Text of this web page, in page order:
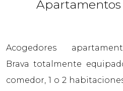
Acogedores
Brava totalmente
comedor, 1 o 2